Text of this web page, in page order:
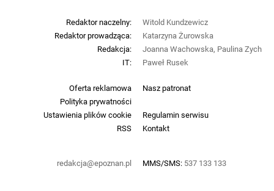
Oferta reklamowa
Nasz patronat
Polityka prywatności
Ustawienia plików cookie
Regulamin serwisu
RSS
Kontakt
redakcja@epoznan.pl MMS/SMS: 537 133 133
Redaktor naczelny:
Witold Kundzewicz
Redaktor prowadząca:
Katarzyna Żurowska
Redakcja:
Joanna Wachowska, Paulina Zych
IT:
Paweł Rusek